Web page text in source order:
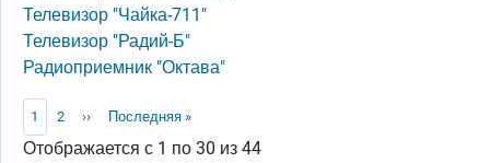
Телевизор "Чайка-711"
Телевизор "Радий-Б"
Радиоприемник "Октава"
Нумерация страниц
Текущая страница
1 Page
2 Следующая страница
›› Последняя страница
Последняя »
Отображается с 1 по 30 из 44